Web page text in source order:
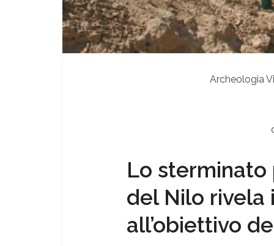
Archeologia
Lo
del Nilo rivela
all’obiettivo